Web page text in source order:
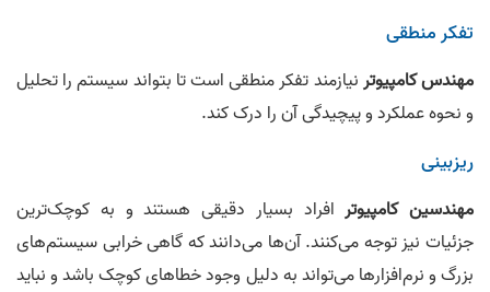
تفکر منطقی
مهندس کامپیوترنیازمند تفکر منطقی است تا بتواند سیستم را تحلیل
و نحوه عملکرد و پیچیدگی آن را درک کند.
ریزبینی
مهندسین کامپیوترافراد بسیار دقیقی هستند و به کوچک‌ترین
جزئیات نیز توجه می‌کنند. آن‌ها می‌دانند که گاهی خرابی سیستم‌های
بزرگ و نرم‌افزارها می‌تواند به دلیل وجود خطاهای کوچک باشد و نباید